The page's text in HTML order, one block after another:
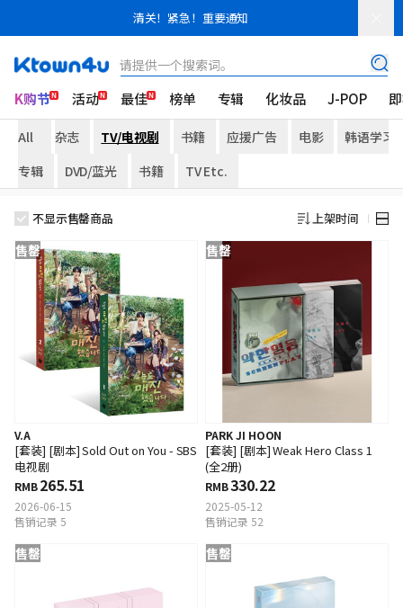
清关！紧急！重要通知
请提供一个搜索词。
K购节 活动 最佳 榜单 专辑 化妆品 J-POP
All 杂志 TV/电视剧 书籍 应援广告 电影
韩语学习
专辑
DVD/蓝光 书籍 TV Etc.
不显示售罄商品 上架时间
售罄
V.A
[套装] [剧本] Sold Out on You - SBS
电视剧
RMB265.51
2026-06-15
售销记录 5
售罄
PARK JI HOON
[套装] [剧本] Weak Hero Class 1
(全2册)
RMB330.22
2025-05-12
售销记录 52
售罄 售罄